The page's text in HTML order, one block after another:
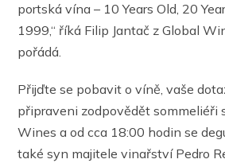
portská vína – 10 Years Old, 20
1999,“ říká Filip Jantač z Global
pořádá.
Přijďte se pobavit o víně, vaše
připraveni zodpovědět sommeliéři
Wines a od cca 18:00 hodin se
také syn majitele vinařství Pedro